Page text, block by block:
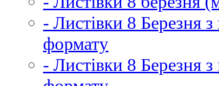
- Листівки 8 Березня
формату
- Листівки 8 Березня